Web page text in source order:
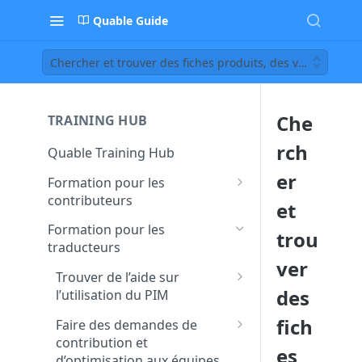
Quable Guide
Chercher et trouver des fiches produits, des variants ou
TRAINING HUB
Quable Training Hub
Formation pour les
contributeurs
Trouver de l’aide sur
l’utilisation du PIM
et à la FAQ Quable
remonter un bug ou un
dysfonctionnement
Faire des demandes de
contribution et
transverses
Créer et assigner des tâches
Chercher et trouver une
Formation pour les
traducteurs
Trouver de l’aide sur
l’utilisation du PIM
Accéder à la documentation
et à la FAQ Quable
Faire des demandes de
contribution et
Che
rch
er
et
trou
ver
des
fich
es